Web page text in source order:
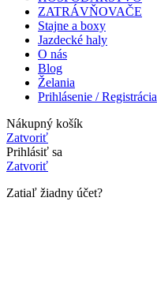
ZATRÁVŇOVAČE
Stajne a boxy
Jazdecké haly
O nás
Blog
Želania
Prihlásenie / Registrácia
Nákupný košík
Zatvoriť
Prihlásiť sa
Zatvoriť
Zatiaľ žiadny účet?